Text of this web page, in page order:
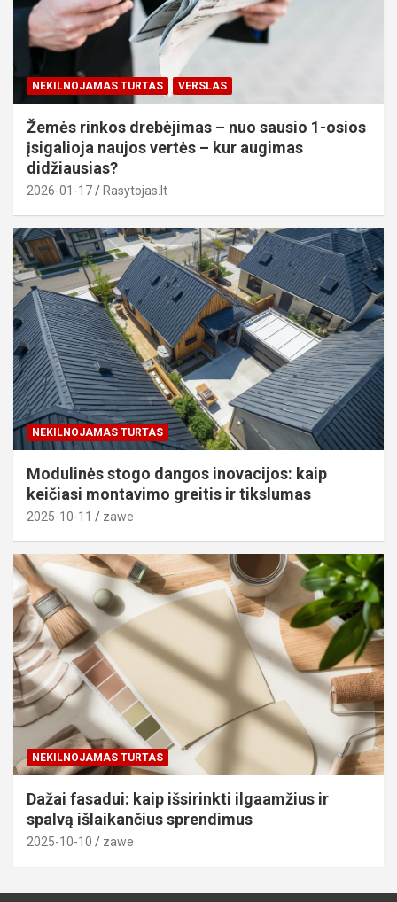
NEKILNOJAMAS TURTAS VERSLAS
Žemės rinkos drebėjimas – nuo sausio 1-osios
įsigalioja naujos vertės – kur augimas
didžiausias?
2026-01-17 Rasytojas.lt
NEKILNOJAMAS TURTAS
Modulinės stogo dangos inovacijos: kaip
keičiasi montavimo greitis ir tikslumas
2025-10-11 zawe
NEKILNOJAMAS TURTAS
Dažai fasadui: kaip išsirinkti ilgaamžius ir
spalvą išlaikančius sprendimus
2025-10-10 zawe